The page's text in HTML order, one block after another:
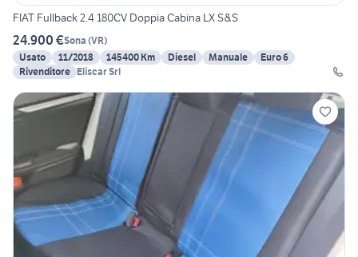
FIAT Fullback 2.4 180CV Doppia Cabina LX S&S
24.900 €Sona (VR)
Usato
11/2018 145400 Km Diesel Manuale
Euro 6
Rivenditore Eliscar Srl